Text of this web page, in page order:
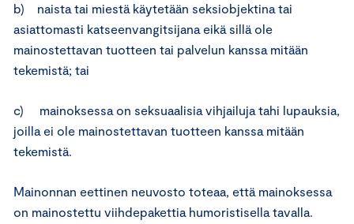
b) naista tai miestä käytetään seksiobjektina tai
asiattomasti katseenvangitsijana eikä sillä ole
mainostettavan tuotteen tai palvelun kanssa mitään
tekemistä; tai
c) mainoksessa on seksuaalisia vihjailuja tahi lupauksia,
joilla ei ole mainostettavan tuotteen kanssa mitään
tekemistä.
Mainonnan eettinen neuvosto toteaa, että mainoksessa
on mainostettu viihdepakettia humoristisella tavalla.